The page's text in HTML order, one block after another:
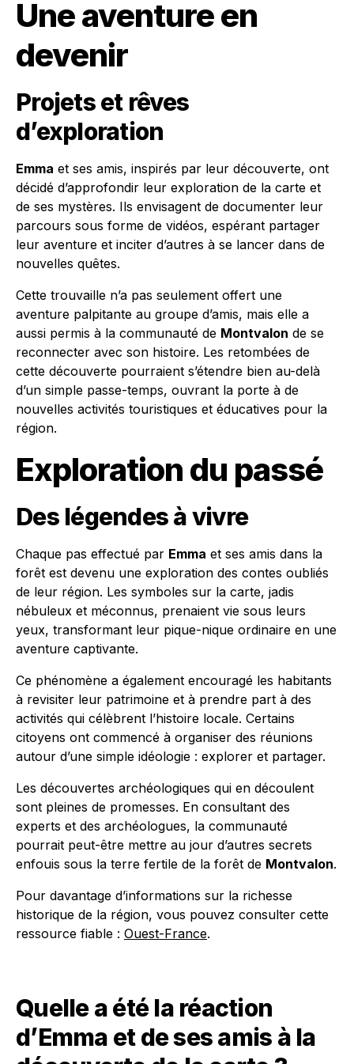
Une aventure en
devenir
Projets et rêves
d’exploration
Emma et ses amis, inspirés par leur découverte, ont
décidé d’approfondir leur exploration de la carte et
de ses mystères. Ils envisagent de documenter leur
parcours sous forme de vidéos, espérant partager
leur aventure et inciter d’autres à se lancer dans de
nouvelles quêtes.
Cette trouvaille n’a pas seulement offert une
aventure palpitante au groupe d’amis, mais elle a
aussi permis à la communauté de Montvalon de se
reconnecter avec son histoire. Les retombées de
cette découverte pourraient s’étendre bien au-delà
d’un simple passe-temps, ouvrant la porte à de
nouvelles activités touristiques et éducatives pour la
région.
Exploration du passé
Des légendes à vivre
Chaque pas effectué par Emma et ses amis dans la
forêt est devenu une exploration des contes oubliés
de leur région. Les symboles sur la carte, jadis
nébuleux et méconnus, prenaient vie sous leurs
yeux, transformant leur pique-nique ordinaire en une
aventure captivante.
Ce phénomène a également encouragé les habitants
à revisiter leur patrimoine et à prendre part à des
activités qui célèbrent l’histoire locale. Certains
citoyens ont commencé à organiser des réunions
autour d’une simple idéologie : explorer et partager.
Les découvertes archéologiques qui en découlent
sont pleines de promesses. En consultant des
experts et des archéologues, la communauté
pourrait peut-être mettre au jour d’autres secrets
enfouis sous la terre fertile de la forêt de Montvalon.
Pour davantage d’informations sur la richesse
historique de la région, vous pouvez consulter cette
ressource fiable : Ouest-France.
Quelle a été la réaction
d’Emma et de ses amis à la